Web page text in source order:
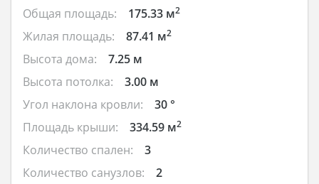
Общая площадь:
175.33 м2
Жилая площадь: 87.41 м2
Высота дома:
7.25 м
Высота потолка:
3.00 м
Угол наклона кровли:
30 °
Площадь крыши:
334.59 м2
Количество спален:
3
Количество санузлов:
2